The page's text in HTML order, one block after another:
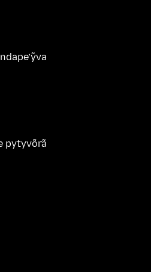
pytyvõrã